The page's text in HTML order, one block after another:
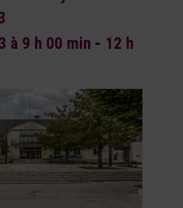
à 9 h 00 min - 12 h